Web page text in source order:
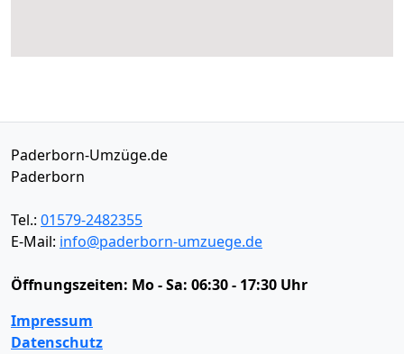
Paderborn-Umzüge.de
Paderborn
Tel.: 01579-2482355
E-Mail: info@paderborn-umzuege.de
Öffnungszeiten: Mo - Sa: 06:30 - 17:30 Uhr
Impressum
Datenschutz